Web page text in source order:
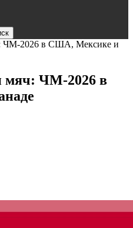
ЧМ-2026 в США, Мексике и
мяч: ЧМ-2026 в